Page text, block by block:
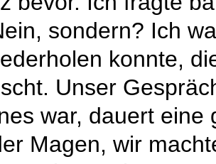
sondern? Ich
konnte,
Unser
war, dauert eine
Magen, wir